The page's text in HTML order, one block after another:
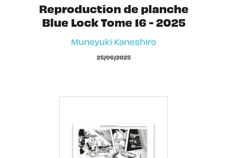
Reproduction de planche
Blue Lock Tome 16 - 2025
Muneyuki Kaneshiro
25/06/2025